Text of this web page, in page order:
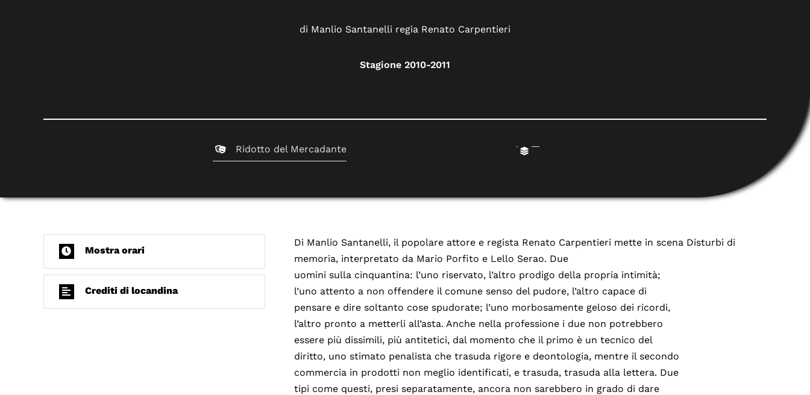
di Manlio Santanelli regia Renato Carpentieri
Stagione 2010-2011
Ridotto del Mercadante
Mostra orari
Crediti di locandina
Di Manlio Santanelli, il popolare attore e regista Renato Carpentieri mette in scena Disturbi di
memoria, interpretato da Mario Porfito e Lello Serao. Due
uomini sulla cinquantina: l’uno riservato, l’altro prodigo della propria intimità;
l’uno attento a non offendere il comune senso del pudore, l’altro capace di
pensare e dire soltanto cose spudorate; l’uno morbosamente geloso dei ricordi,
l’altro pronto a metterli all’asta. Anche nella professione i due non potrebbero
essere più dissimili, più antitetici, dal momento che il primo è un tecnico del
diritto, uno stimato penalista che trasuda rigore e deontologia, mentre il secondo
commercia in prodotti non meglio identificati, e trasuda, trasuda alla lettera. Due
tipi come questi, presi separatamente, ancora non sarebbero in grado di dare